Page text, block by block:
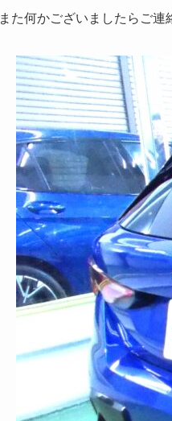
また何かございましたらご連